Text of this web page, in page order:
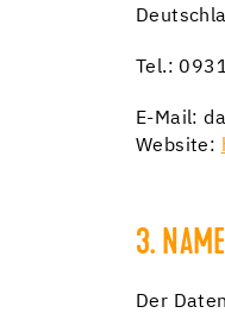
Tel.:
E-Mail:
Website:
3.
Der